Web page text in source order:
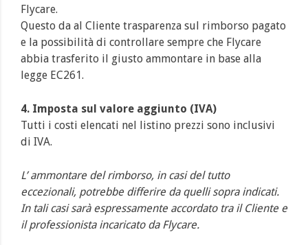
Flycare.
Questo da al Cliente trasparenza sul rimborso pagato
e la possibilità di controllare sempre che Flycare
abbia trasferito il giusto ammontare in base alla
legge EC261.
4. Imposta sul valore aggiunto (IVA)
Tutti i costi elencati nel listino prezzi sono inclusivi
di IVA.
L’ ammontare del rimborso, in casi del tutto
eccezionali, potrebbe differire da quelli sopra indicati.
In tali casi sarà espressamente accordato tra il Cliente e
il professionista incaricato da Flycare.